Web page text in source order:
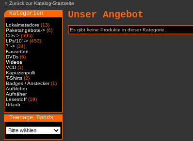
» Zurück zur Katalog-Startseite
Kategorien
Lokalmatadore (13)
Paketangebote-> (6)
CDs-> (595)
LPs/10"-> (453)
7"-> (34)
Kassetten
DVDs (6)
Videos
VCD (1)
Kapuzenpulli
T-Shirts (2)
Badges / Anstecker(1)
Aufkleber
Aufnäher
Lesestoff (19)
Urlaub
Teenage Bands
Unser Angebot
Es gibt keine Produkte in dieser Kategorie.